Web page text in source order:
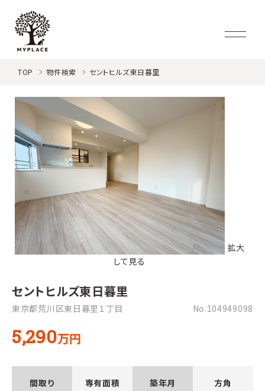
TOP 物件検索 セントヒルズ東日暮里
拡大
して見る
セントヒルズ東日暮里
東京都荒川区東日暮里１丁目 No.104949098
5,290万円
間取り
専有面積
築年月
方角